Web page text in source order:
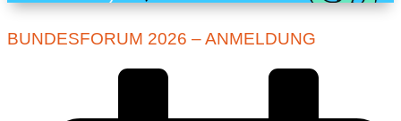
BUNDESFORUM 2026 – ANMELDUNG